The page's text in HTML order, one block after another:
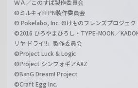
ＷＡ／このすば製作委員会
©ミルキィFFPN製作委員会
© Pokelabo, Inc. ©けものフレンズプロジェク
©2016 ひろやまひろし・TYPE-MOON／
リヤ ドライ!!」製作委員会
©Project Luck & Logic
©Project シンフォギアAXZ
©BanG Dream! Project
©Craft Egg Inc.